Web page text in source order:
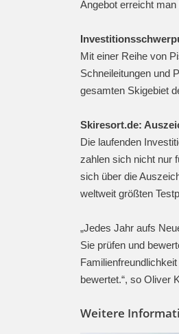
Angebot erreicht
Mit einer Reihe von
Schneileitungen und
gesamten Skigebiet
Skiresort.de:
Die laufenden
zahlen sich nicht nur
sich über die
weltweit größten
„Jedes Jahr aufs
Sie prüfen und
bewertet.“, so Oliver
Weitere